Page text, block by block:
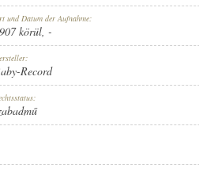
und Datum der Aufnahme:
körül, -
Record